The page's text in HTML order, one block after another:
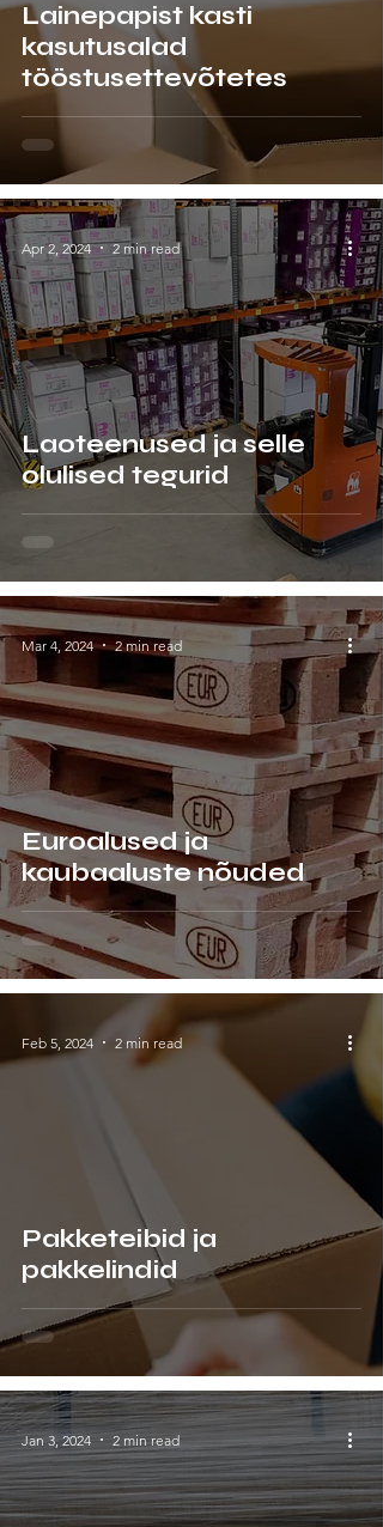
Lainepapist kasti
kasutusalad
tööstusettevõtetes
Laoteenused ja selle
olulised tegurid
Apr 2, 2024 2 min read
Euroalused ja
kaubaaluste nõuded
Mar 4, 2024 2 min read
Pakketeibid ja
pakkelindid
Feb 5, 2024 2 min read
Jan 3, 2024 2 min read